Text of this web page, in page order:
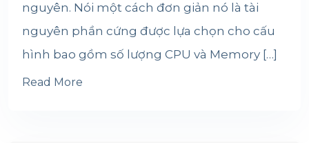
nguyên. Nói một cách đơn giản nó là tài
nguyên phần cứng được lựa chọn cho cấu
hình bao gồm số lượng CPU và Memory […]
Read More